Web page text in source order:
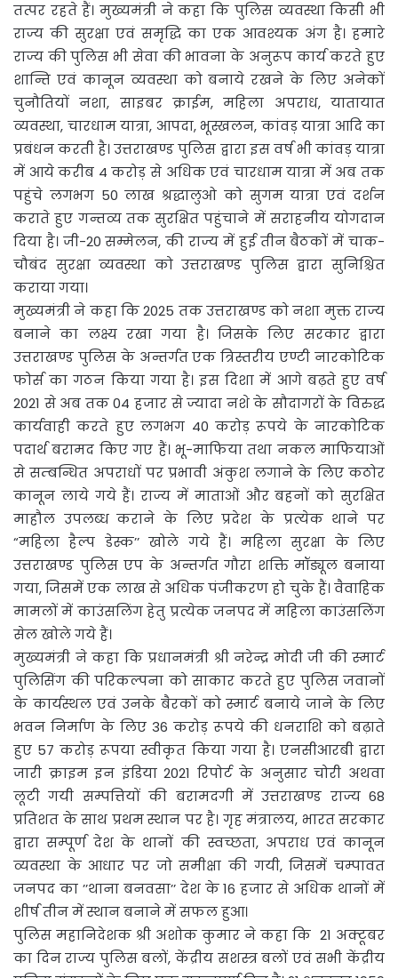
तत्पर रहते हैं। मुख्यमंत्री ने कहा कि पुलिस व्यवस्था किसी भी
राज्य की सुरक्षा एवं समृद्धि का एक आवश्यक अंग है। हमारे
राज्य की पुलिस भी सेवा की भावना के अनुरूप कार्य करते हुए
शान्ति एवं कानून व्यवस्था को बनाये रखने के लिए अनेकों
चुनौतियों नशा, साइबर क्राईम, महिला अपराध, यातायात
व्यवस्था, चारधाम यात्रा, आपदा, भूस्खलन, कांवड़ यात्रा आदि का
प्रबंधन करती है। उत्तराखण्ड पुलिस द्वारा इस वर्ष भी कांवड़ यात्रा
में आये करीब 4 करोड़ से अधिक एवं चारधाम यात्रा में अब तक
पहुंचे लगभग 50 लाख श्रद्धालुओ को सुगम यात्रा एवं दर्शन
कराते हुए गन्तव्य तक सुरक्षित पहुंचाने में सराहनीय योगदान
दिया है। जी-20 सम्मेलन, की राज्य में हुई तीन बैठकों में चाक-
चौबंद सुरक्षा व्यवस्था को उत्तराखण्ड पुलिस द्वारा सुनिश्चित
कराया गया।
मुख्यमंत्री ने कहा कि 2025 तक उत्तराखण्ड को नशा मुक्त राज्य
बनाने का लक्ष्य रखा गया है। जिसके लिए सरकार द्वारा
उत्तराखण्ड पुलिस के अन्तर्गत एक त्रिस्तरीय एण्टी नारकोटिक
फोर्स का गठन किया गया है। इस दिशा में आगे बढ़ते हुए वर्ष
2021 से अब तक 04 हजार से ज्यादा नशे के सौदागरों के विरुद्ध
कार्यवाही करते हुए लगभग 40 करोड़ रूपये के नारकोटिक
पदार्थ बरामद किए गए हैं। भू-माफिया तथा नकल माफियाओं
से सम्बन्धित अपराधों पर प्रभावी अंकुश लगाने के लिए कठोर
कानून लाये गये हैं। राज्य में माताओं और बहनों को सुरक्षित
माहौल उपलब्ध कराने के लिए प्रदेश के प्रत्येक थाने पर
“महिला हैल्प डेस्क’’ खोले गये हैं। महिला सुरक्षा के लिए
उत्तराखण्ड पुलिस एप के अन्तर्गत गौरा शक्ति मॉड्यूल बनाया
गया, जिसमें एक लाख से अधिक पंजीकरण हो चुके हैं। वैवाहिक
मामलों में काउंसलिंग हेतु प्रत्येक जनपद में महिला काउंसलिंग
सेल खोले गये हैं।
मुख्यमंत्री ने कहा कि प्रधानमंत्री श्री नरेन्द्र मोदी जी की स्मार्ट
पुलिसिंग की परिकल्पना को साकार करते हुए पुलिस जवानों
के कार्यस्थल एवं उनके बैरकों को स्मार्ट बनाये जाने के लिए
भवन निर्माण के लिए 36 करोड़ रूपये की धनराशि को बढ़ाते
हुए 57 करोड़ रूपया स्वीकृत किया गया है। एनसीआरबी द्वारा
जारी क्राइम इन इंडिया 2021 रिपोर्ट के अनुसार चोरी अथवा
लूटी गयी सम्पत्तियों की बरामदगी में उत्तराखण्ड राज्य 68
प्रतिशत के साथ प्रथम स्थान पर है। गृह मंत्रालय, भारत सरकार
द्वारा सम्पूर्ण देश के थानों की स्वच्छता, अपराध एवं कानून
व्यवस्था के आधार पर जो समीक्षा की गयी, जिसमें चम्पावत
जनपद का ’’थाना बनवसा’’ देश के 16 हजार से अधिक थानों में
शीर्ष तीन में स्थान बनाने में सफल हुआ।
पुलिस महानिदेशक श्री अशोक कुमार ने कहा कि 21 अक्टूबर
का दिन राज्य पुलिस बलों, केंद्रीय सशस्त्र बलों एवं सभी केंद्रीय